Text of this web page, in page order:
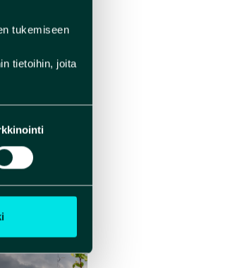
tukemiseen
tietoihin, joita